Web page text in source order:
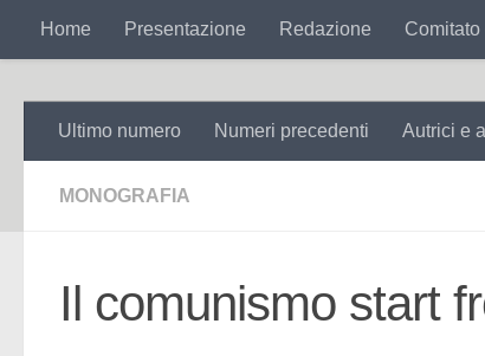
Salta al contenuto
Home Presentazione Redazione
Ultimo numero Numeri precedenti Autrici e
MONOGRAFIA
Il comunismo start